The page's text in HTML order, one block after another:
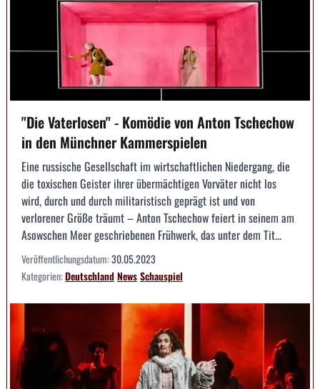
"Die Vaterlosen" - Komödie von Anton Tschechow
in den Münchner Kammerspielen
Eine russische Gesellschaft im wirtschaftlichen Niedergang, die
die toxischen Geister ihrer übermächtigen Vorväter nicht los
wird, durch und durch militaristisch geprägt ist und von
verlorener Größe träumt – Anton Tschechow feiert in seinem am
Asowschen Meer geschriebenen Frühwerk, das unter dem Tit...
Veröffentlichungsdatum:30.05.2023
Kategorien:DeutschlandNewsSchauspiel